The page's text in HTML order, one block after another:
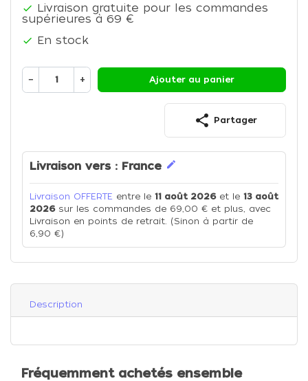
 Livraison gratuite pour les commandes
supérieures à 69 €
 En stock
− + Ajouter au panier
share Partager
Livraison vers : France edit
Livraison OFFERTE entre le 11 août 2026et le 13 août
2026sur les commandes de 69,00 € et plus, avec
Livraison en points de retrait. (Sinon à partir de
6,90 €)
Description
Fréquemment achetés ensemble